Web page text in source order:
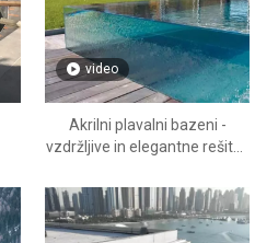
video
Akrilni plavalni bazeni -
vzdržljive in elegantne rešitve